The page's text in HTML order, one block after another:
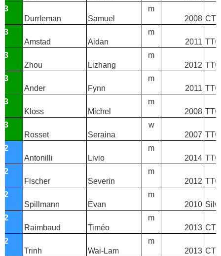
Durrleman
Samuel
m
2008
Amstad
Aidan
m
2011
Zhou
Lizhang
m
2012
Ander
Fynn
m
2011
Kloss
Michel
m
2008
Rosset
Seraina
w
2007
Antonilli
Livio
m
2014
Fischer
Severin
m
2012
Spillmann
Evan
m
2010
Raimbaud
Timéo
m
2013
Trinh
Wai-Lam
m
2013